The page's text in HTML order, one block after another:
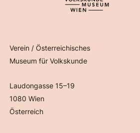
Verein / Österreichisches
Museum für Volkskunde
Laudongasse 15–19
1080 Wien
Österreich